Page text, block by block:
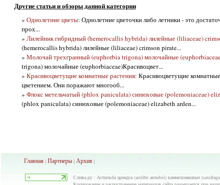
Другие статьи и обзоры данной категории
» Однолетние цветы: Однолетние цветочки либо летники - это
прох...
» Лилейник гибридный (hemerocallis hybrida) лилейные (liliaceae)
(hemerocallis hybrida) лилейные (liliaceae) crimson pirate...
» Молочай трехгранный (euphorbia trigona) молочайные
trigona) молочайные (euphorbiaceae)Красивоцвет...
» Красивоцветущие комнатные растения: Красивоцветущие
цветением. Они поражают многооб...
» Флокс метельчатый (phlox paniculata) синюховые (polemoniaceae)
(phlox paniculata) синюховые (polemoniaceae) elizabeth arden...
Главная| Партнеры| Архив|
Слива.ру : Астильба арендса (astilbe arendsii) камнеломковые